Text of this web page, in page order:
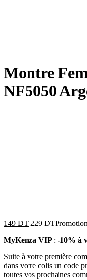
Montre
NF5050
149 DT 229DTPromotion
MyKenza VIP : -10% à
Suite à votre première
dans votre colis un code
toutes vos prochaines